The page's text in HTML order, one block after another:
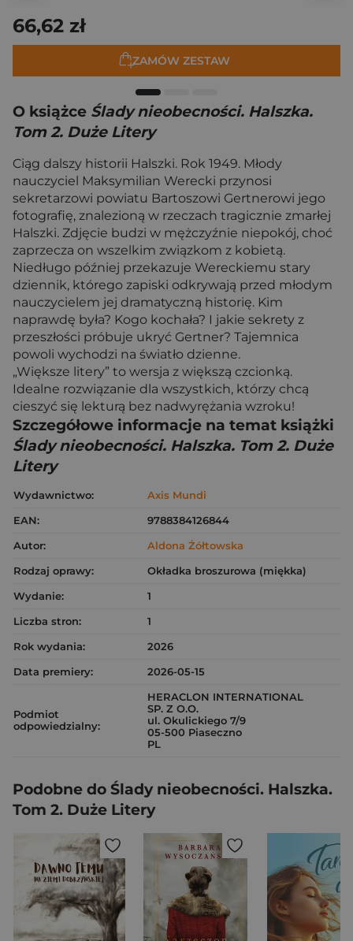
66,62 zł
ZAMÓW ZESTAW
O książce Ślady nieobecności. Halszka.
Tom 2. Duże Litery
Ciąg dalszy historii Halszki. Rok 1949. Młody
nauczyciel Maksymilian Werecki przynosi
sekretarzowi powiatu Bartoszowi Gertnerowi jego
fotografię, znalezioną w rzeczach tragicznie zmarłej
Halszki. Zdjęcie budzi w mężczyźnie niepokój, choć
zaprzecza on wszelkim związkom z kobietą.
Niedługo później przekazuje Wereckiemu stary
dziennik, którego zapiski odkrywają przed młodym
nauczycielem jej dramatyczną historię. Kim
naprawdę była? Kogo kochała? I jakie sekrety z
przeszłości próbuje ukryć Gertner? Tajemnica
powoli wychodzi na światło dzienne.
„Większe litery” to wersja z większą czcionką.
Idealne rozwiązanie dla wszystkich, którzy chcą
cieszyć się lekturą bez nadwyrężania wzroku!
Szczegółowe informacje na temat książki
Ślady nieobecności. Halszka. Tom 2. Duże
Litery
Wydawnictwo:
Axis Mundi
EAN:
9788384126844
Autor:
Aldona Żółtowska
Rodzaj oprawy:
Okładka broszurowa (miękka)
Wydanie:
1
Liczba stron:
1
Rok wydania:
2026
Data premiery:
2026-05-15
Podmiot
odpowiedzialny:
HERACLON INTERNATIONAL
SP. Z O.O.
ul. Okulickiego 7/9
05-500 Piaseczno
PL
Podobne do Ślady nieobecności. Halszka.
Tom 2. Duże Litery